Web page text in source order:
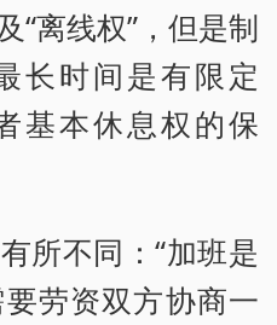
“离线权”，但是制
长时间是有限定
基本休息权的保
不同：“加班是
劳资双方协商一